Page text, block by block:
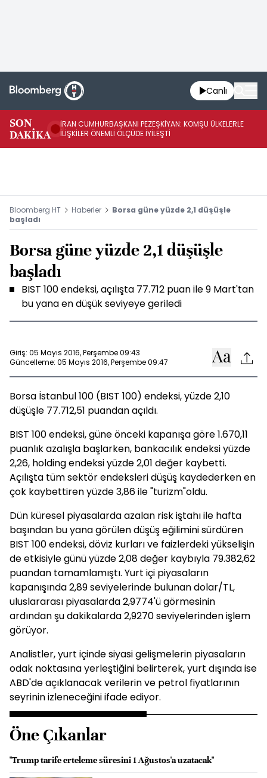
Canlı
SON
DAKİKA
İRAN CUMHURBAŞKANI PEZEŞKİYAN: KOMŞU ÜLKELERLE
İLİŞKİLER ÖNEMLİ ÖLÇÜDE İYİLEŞTİ
Bloomberg HT Haberler
Borsa güne yüzde 2,1 düşüşle
başladı
Borsa güne yüzde 2,1 düşüşle
başladı
BIST 100 endeksi, açılışta 77.712 puan ile 9 Mart'tan
bu yana en düşük seviyeye geriledi
Giriş: 05 Mayıs 2016, Perşembe 09:43
Güncelleme: 05 Mayıs 2016, Perşembe 09:47
Borsa İstanbul 100 (BIST 100) endeksi, yüzde 2,10
düşüşle 77.712,51 puandan açıldı.
BIST 100 endeksi, güne önceki kapanışa göre 1.670,11
puanlık azalışla başlarken, bankacılık endeksi yüzde
2,26, holding endeksi yüzde 2,01 değer kaybetti.
Açılışta tüm sektör endeksleri düşüş kaydederken en
çok kaybettiren yüzde 3,86 ile "turizm"oldu.
Dün küresel piyasalarda azalan risk iştahı ile hafta
başından bu yana görülen düşüş eğilimini sürdüren
BIST 100 endeksi, döviz kurları ve faizlerdeki yükselişin
de etkisiyle günü yüzde 2,08 değer kaybıyla 79.382,62
puandan tamamlamıştı. Yurt içi piyasaların
kapanışında 2,89 seviyelerinde bulunan dolar/TL,
uluslararası piyasalarda 2,9774'ü görmesinin
ardından şu dakikalarda 2,9270 seviyelerinden işlem
görüyor.
Analistler, yurt içinde siyasi gelişmelerin piyasaların
odak noktasına yerleştiğini belirterek, yurt dışında ise
ABD'de açıklanacak verilerin ve petrol fiyatlarının
seyrinin izleneceğini ifade ediyor.
Öne Çıkanlar
"Trump tarife erteleme süresini 1 Ağustos'a uzatacak"